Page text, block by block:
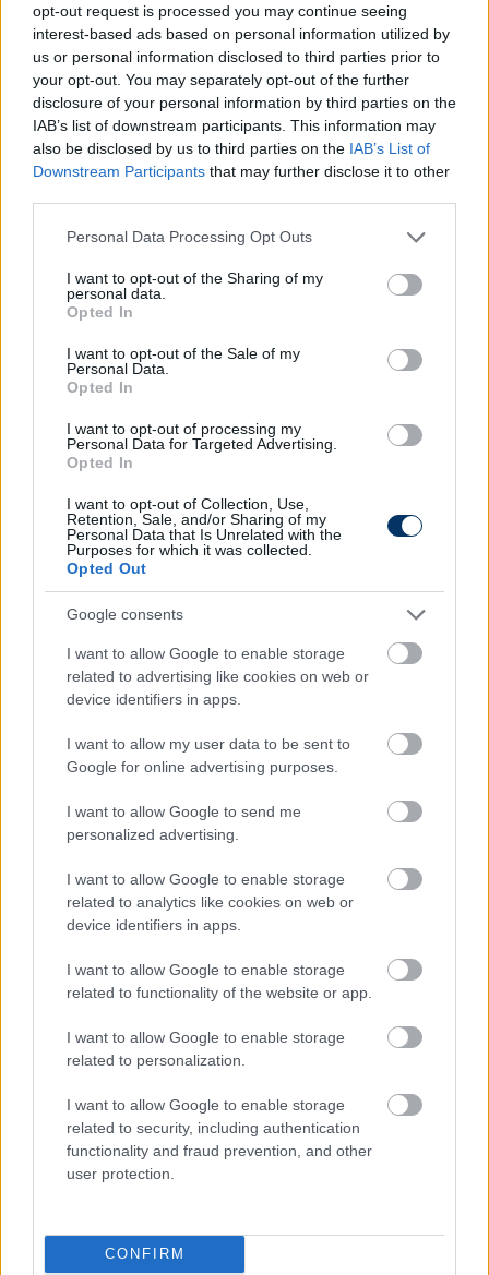
opt-out request is processed you may continue seeing
interest-based ads based on personal information utilized by
us or personal information disclosed to third parties prior to
your opt-out. You may separately opt-out of the further
disclosure of your personal information by third parties on the
IAB’s list of downstream participants. This information may
also be disclosed by us to third parties on the IAB’s List of
Downstream Participants that may further disclose it to other
Please note that this website/app uses one or more Google
not limited to your visit or usage behaviour. You may click to
grant or deny consent to Google and its third-party tags to
use your data for below specified purposes in below Google
consent section.
Personal Data Processing Opt Outs
I want to opt-out of the Sharing of my
personal data.
Opted In
I want to opt-out of the Sale of my
Personal Data.
Opted In
I want to opt-out of processing my
Personal Data for Targeted Advertising.
Opted In
I want to opt-out of Collection, Use,
Retention, Sale, and/or Sharing of my
Personal Data that Is Unrelated with the
Purposes for which it was collected.
Opted Out
Google consents
I want to allow Google to enable storage
related to advertising like cookies on web or
device identifiers in apps.
I want to allow my user data to be sent to
Google for online advertising purposes.
I want to allow Google to send me
personalized advertising.
I want to allow Google to enable storage
related to analytics like cookies on web or
device identifiers in apps.
I want to allow Google to enable storage
related to functionality of the website or app.
I want to allow Google to enable storage
related to personalization.
I want to allow Google to enable storage
related to security, including authentication
functionality and fraud prevention, and other
user protection.
CONFIRM
LÉGIÓSOK
Szoboszlai a Gerrard elleni
padelmeccsről, Klopp "tengerparti"
hívásáról és a budapesti BL-döntőről:
"Lehetetlen nem gondolni rá"
Premier League: Kerkez betalált, de a
Brighton vendégeként - videó
hogy..."
MAGYAR FOCI
Szoboszlai és a szabadrúgásgólok:
Hová juthat a Premier League
PL: Tóth Alex drámai győztes meccsen
debütált, Szoboszlai kiváló
szabadrúgásgóllal és gólpasszal
Elsöprő: A többség szerint Tóth Alex a
lehető legjobb döntést hozta
LÉGIÓSOK
Liverpool játékával elégedetlen volt:
"Ez nem először frusztráló"
ANGOL FOCI
csodagólján: "Nem erőből rúgta meg,
inkább finoman megérintette"
angol sajtó: "Régóta a
legösszeszedettebb meccse volt"